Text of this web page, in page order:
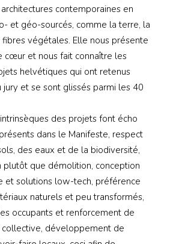
contemporaines en
et géo-sourcés, comme la terre, la
végétales. Elle nous présente
cœur et nous fait connaître les
helvétiques qui ont retenus
jury et se sont glissés parmi les 40
des projets font écho
dans le Manifeste, respect
des eaux et de la biodiversité,
plutôt que démolition, conception
et solutions low-tech, préférence
naturels et peu transformés,
occupants et renforcement de
collective, développement de